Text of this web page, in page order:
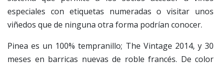
especiales con etiquetas numeradas o visitar unos
viñedos que de ninguna otra forma podrían conocer.
Pinea es un 100% tempranillo; The Vintage 2014, y 30
meses en barricas nuevas de roble francés. De color